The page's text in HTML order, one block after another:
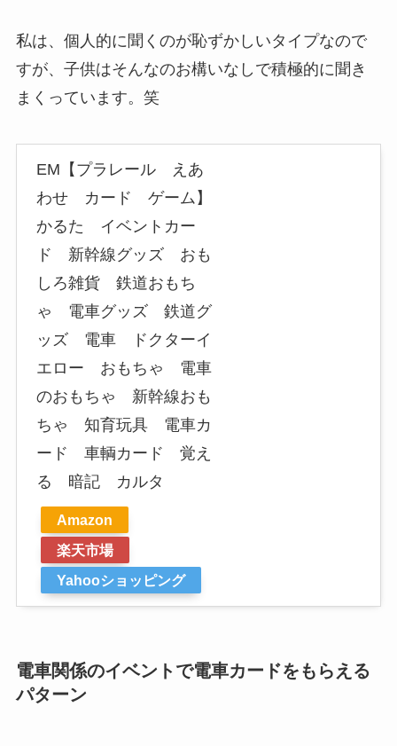
私は、個人的に聞くのが恥ずかしいタイプなので
すが、子供はそんなのお構いなしで積極的に聞き
まくっています。笑
EM【プラレール えあ
わせ カード ゲーム】
かるた イベントカー
ド 新幹線グッズ おも
しろ雑貨 鉄道おもち
ゃ 電車グッズ 鉄道グ
ッズ 電車 ドクターイ
エロー おもちゃ 電車
のおもちゃ 新幹線おも
ちゃ 知育玩具 電車カ
ード 車輌カード 覚え
る 暗記 カルタ
Amazon
楽天市場
Yahooショッピング
電車関係のイベントで電車カードをもらえる
パターン